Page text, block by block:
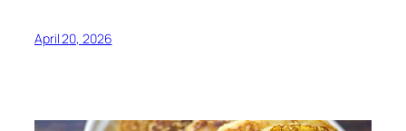
April 20, 2026